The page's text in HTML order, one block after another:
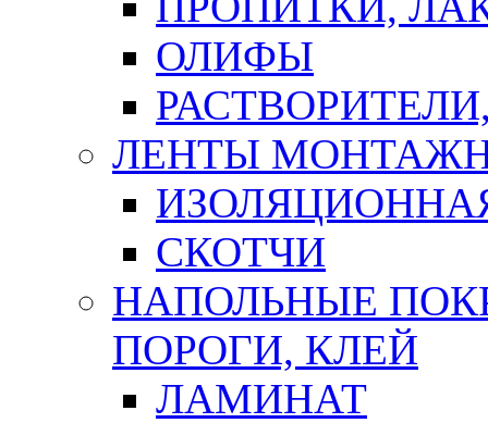
ОЛИФЫ
ЛЕНТЫ
СКОТЧИ
НАПОЛЬНЫЕ
ПОРОГИ, КЛЕЙ
ЛАМИНАТ